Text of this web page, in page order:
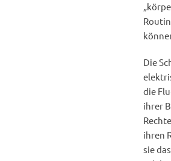
Die
die
ihrer
ihren
sie